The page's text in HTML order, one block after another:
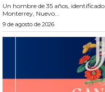
Un hombre de 35 años,
Monterrey, Nuevo...
9 de agosto de 2026